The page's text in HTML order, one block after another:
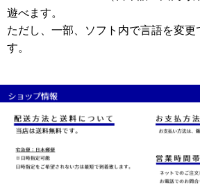
遊べます。
ただし、一部、ソフト内で言語を変更
す。